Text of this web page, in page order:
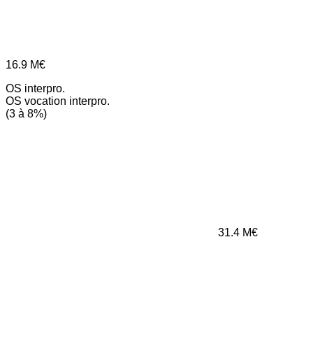
16.9 M€
OS interpro.
OS vocation interpro.
(3 à 8%)
31.4 M€